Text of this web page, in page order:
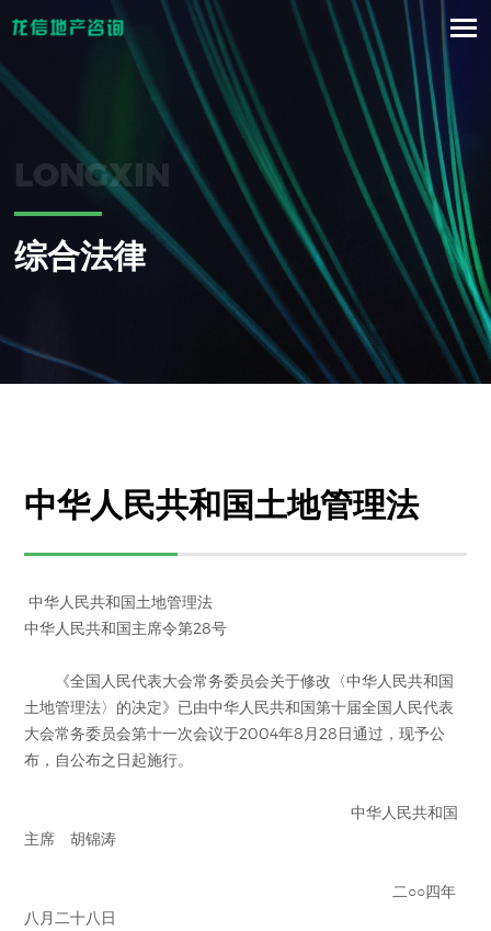
LONGXIN
综合法律
中华人民共和国土地管理法
中华人民共和国土地管理法
中华人民共和国主席令第28号
《全国人民代表大会常务委员会关于修改〈中华人民共和国
土地管理法〉的决定》已由中华人民共和国第十届全国人民代表
大会常务委员会第十一次会议于2004年8月28日通过，现予公
布，自公布之日起施行。
中华人民共和国
主席 胡锦涛
二○○四年
八月二十八日